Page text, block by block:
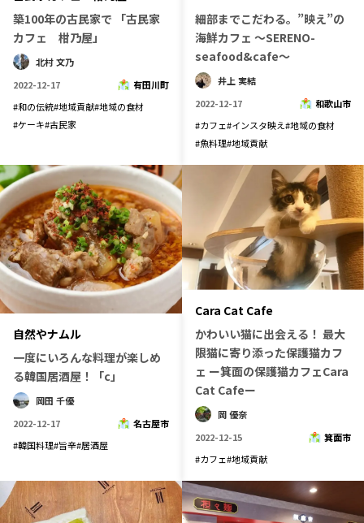
長野エリア
岐阜エリア
静岡エリア
愛知エリア
三重エリア
滋賀エリア
北摂エリア
堺・泉州エリア
兵庫エリア
奈良エリア
和歌山エリア
鳥取エリア
島根エリア
岡山エリア
広島エリア
山口エリア
徳島エリア
香川エリア
愛媛エリア
高知エリア
大分エリア
宮崎エリア
鹿児島エリア
沖縄エリア
特集コンテンツ
地域を代表する 企業100選
築100年の古民家で 「古民家
カフェ 柑乃屋」
北村 文乃
2022-12-17
有田川町
#和の伝統#地域貢献#地域の食材
#ケーキ#古民家
細部までこだわる。”映え”の
海鮮カフェ 〜SERENO-
seafood&cafe〜
井上 実結
2022-12-17
和歌山市
#カフェ#インスタ映え#地域の食材
#魚料理#地域貢献
自然やナムル
一度にいろんな料理が楽しめ
る韓国居酒屋！「c」
岡田 千優
2022-12-17
名古屋市
#韓国料理#旨辛#居酒屋
Cara Cat Cafe
かわいい猫に出会える！ 最大
限猫に寄り添った保護猫カフ
ェ ー箕面の保護猫カフェCara
Cat Cafeー
岡 優奈
2022-12-15
箕面市
#カフェ#地域貢献